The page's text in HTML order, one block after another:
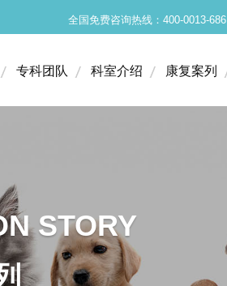
全国免费咨询热线：400-0013-686
专科团队
科室介绍
康复案列
STORY